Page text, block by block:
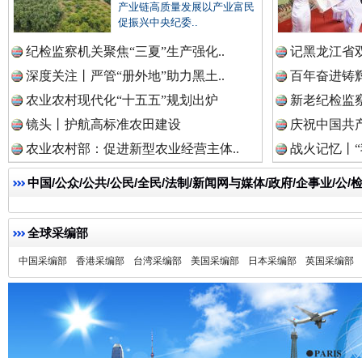
祁连巍巍树丰碑 高回报
一枚“钉子”竟然扎入要害部门
产业链高质量发展以产业富民
促振兴中央纪委..
纪检监察机关聚焦“三夏”生产强化..
深度关注丨严管“册外地”助力黑土..
农业农村现代化“十五五”规划出炉
镜头丨护航高标准农田建设
农业农村部：促进新型农业经营主体..
记黑龙江省
百年奋进铸
新老纪检监
庆祝中国共
战火记忆丨
中国/公众/公共/公民/全民/法制/新闻网与媒体/政府/企事业/公/
全球采编部
中国采编部 香港采编部 台湾采编部 美国采编部 日本采编部 英国采编部